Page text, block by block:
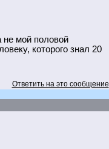
не мой половой
которого знал 20
Ответить на это сообщение